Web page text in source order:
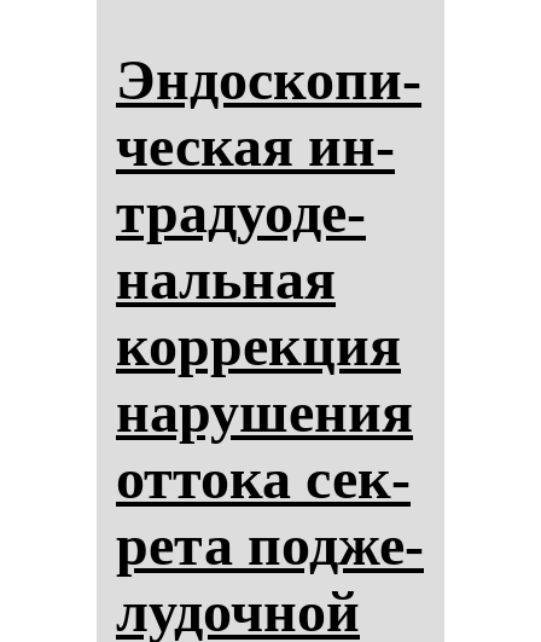
Эн­дос­ко­пи­
чес­кая ин­
тра­ду­оде­
наль­ная
кор­рек­ция
на­ру­ше­ния
от­то­ка сек­
ре­та под­же­
лу­доч­ной